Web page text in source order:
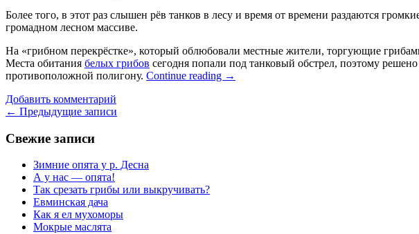
Более того, в этот раз слышен рёв танков в лесу и время от времени раздаются
громадном лесном массиве.
На «грибном перекрёстке», который облюбовали местные жители, торгующие
Места обитания белых грибов сегодня попали под танковый обстрел, поэтому
противоположной полигону. Continue reading →
Добавить комментарий
Навигация
по
← Предыдущие записи
Свежие записи
Зимние опята у р. Десна
А у нас — опята!
Так срезать грибы или выкручивать?
Евминская дача
Как я ел мухоморы
Мокрые маслята